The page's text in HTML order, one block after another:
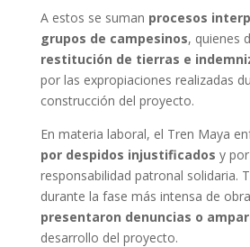
A estos se suman procesos
grupos de campesinos, quienes
restitución de tierras e
por las expropiaciones realizadas
construcción del proyecto.
En materia laboral, el Tren Maya
por despidos injustificados y
responsabilidad patronal solidaria.
durante la fase más intensa de
presentaron denuncias o
desarrollo del proyecto.